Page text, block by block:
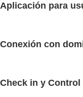
Aplicación para
Conexión con
Check in y Control